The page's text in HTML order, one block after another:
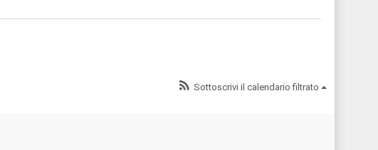
Sottoscrivi il calendario filtrato